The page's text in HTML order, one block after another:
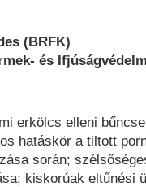
(BRFK)
és
erkölcs elleni
hatáskör a tiltott
során;
kiskorúak eltűnési